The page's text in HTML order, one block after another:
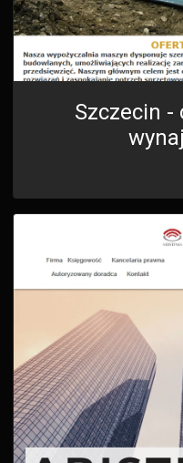
Szczecin -